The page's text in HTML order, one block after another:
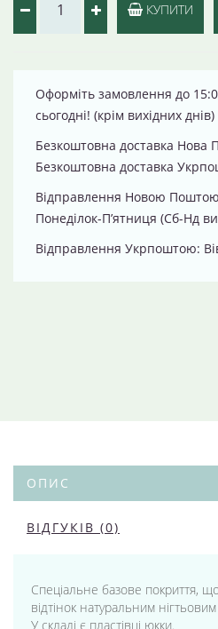
КУПИТИ
Оформіть замовлення до
сьогодні! (крім вихідних днів)
Безкоштовна доставка Нова
Безкоштовна доставка
Відправлення Новою
Понеділок-П’ятниця (Сб-Нд
Відправлення Укрпоштою:
ОПИС
ВІДГУКІВ (0)
Спеціальне базове покриття,
відтінок натуральним
У складі є пластівці юкки.